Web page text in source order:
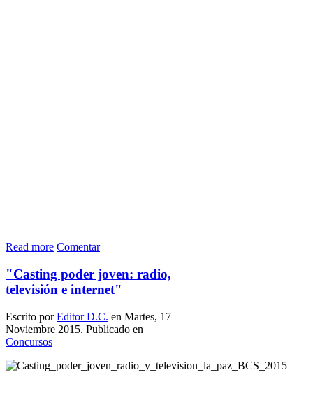
Read more Comentar
"Casting poder joven: radio,
televisión e internet"
Escrito porEditor D.C. en Martes, 17
Noviembre 2015. Publicado en
Concursos